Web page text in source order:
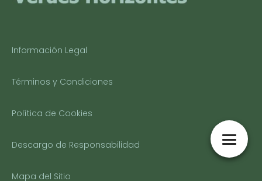
Información Legal
Términos y Condiciones
Política de Cookies
Descargo de Responsabilidad
Mapa del Sitio